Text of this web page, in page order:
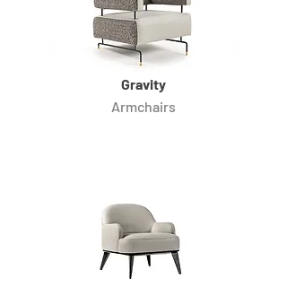
Gravity
Armchairs